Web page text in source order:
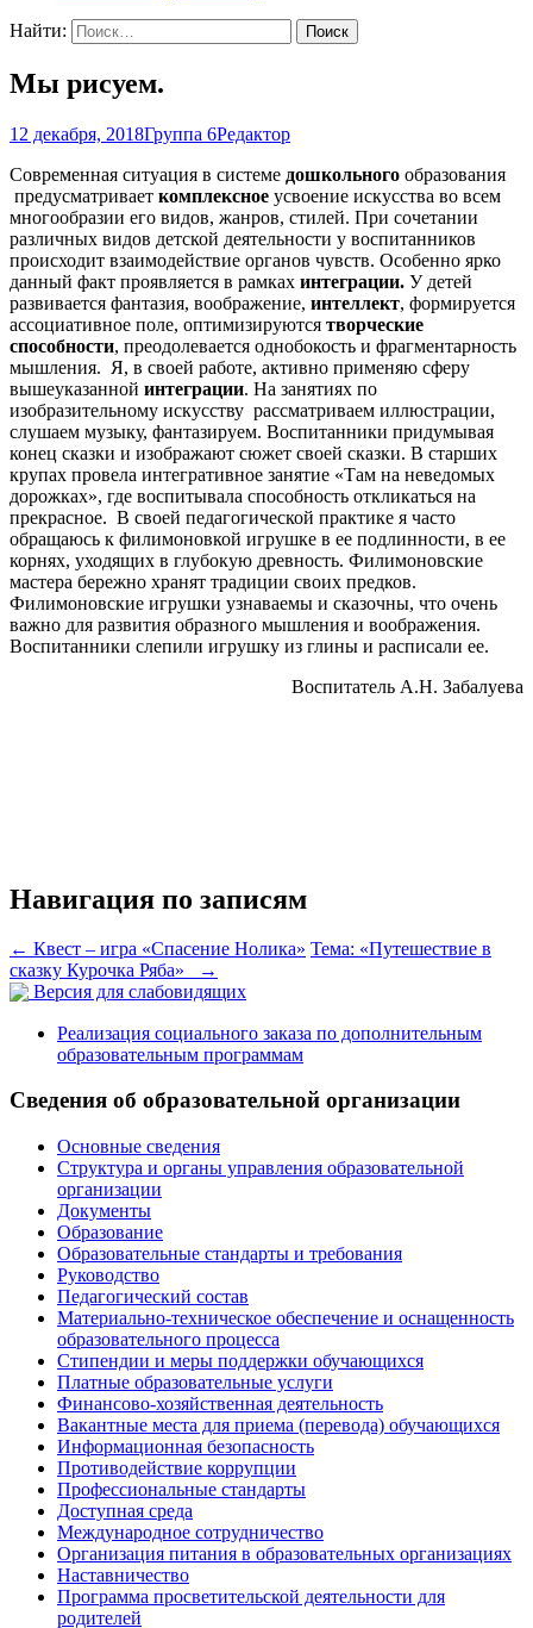
Найти:
Мы рисуем.
12 декабря, 2018Группа 6Редактор
Современная ситуация в системе дошкольного образования
предусматривает комплексное усвоение искусства во всем
многообразии его видов, жанров, стилей. При сочетании
различных видов детской деятельности у воспитанников
происходит взаимодействие органов чувств. Особенно ярко
данный факт проявляется в рамках интеграции. У детей
развивается фантазия, воображение, интеллект, формируется
ассоциативное поле, оптимизируются творческие
способности, преодолевается однобокость и фрагментарность
мышления. Я, в своей работе, активно применяю сферу
вышеуказанной интеграции. На занятиях по
изобразительному искусству рассматриваем иллюстрации,
слушаем музыку, фантазируем. Воспитанники придумывая
конец сказки и изображают сюжет своей сказки. В старших
крупах провела интегративное занятие «Там на неведомых
дорожках», где воспитывала способность откликаться на
прекрасное. В своей педагогической практике я часто
обращаюсь к филимоновкой игрушке в ее подлинности, в ее
корнях, уходящих в глубокую древность. Филимоновские
мастера бережно хранят традиции своих предков.
Филимоновские игрушки узнаваемы и сказочны, что очень
важно для развития образного мышления и воображения.
Воспитанники слепили игрушку из глины и расписали ее.
Воспитатель А.Н. Забалуева
Навигация по записям
← Квест – игра «Спасение Нолика» Тема: «Путешествие в
сказку Курочка Ряба»
→
Версия для слабовидящих
Реализация социального заказа по дополнительным
образовательным программам
Сведения об образовательной организации
Основные сведения
Структура и органы управления образовательной
организации
Документы
Образование
Образовательные стандарты и требования
Руководство
Педагогический состав
Материально-техническое обеспечение и оснащенность
образовательного процесса
Стипендии и меры поддержки обучающихся
Платные образовательные услуги
Финансово-хозяйственная деятельность
Вакантные места для приема (перевода) обучающихся
Информационная безопасность
Противодействие коррупции
Профессиональные стандарты
Доступная среда
Международное сотрудничество
Организация питания в образовательных организациях
Наставничество
Программа просветительской деятельности для
родителей